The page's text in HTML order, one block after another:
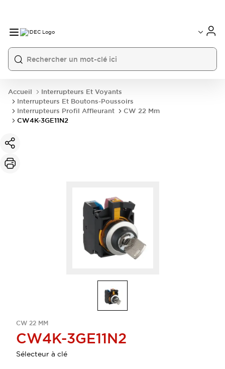
Accueil
Interrupteurs Et Voyants
Interrupteurs Et Boutons-Poussoirs
Interrupteurs Profil Affleurant
CW 22 Mm
CW4K-3GE11N2
CW 22 MM
CW4K-3GE11N2
Sélecteur à clé